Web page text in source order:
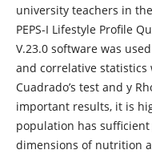
university teachers in
PEPS-I Lifestyle Profile
V.23.0 software was
and correlative statistics
Cuadrado’s test and y
important results, it is
population has
dimensions of nutrition